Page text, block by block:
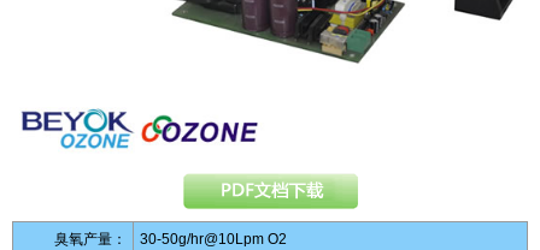
臭氧产量： 30-50g/hr@10Lpm O2